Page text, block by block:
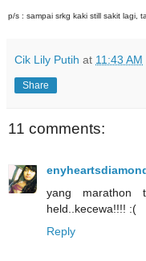
p/s : sampai srkg kaki still sakit lagi,
Cik Lily Putih at 11:43 AM
Share
11 comments:
yang
held..kecewa!!!! :(
Reply